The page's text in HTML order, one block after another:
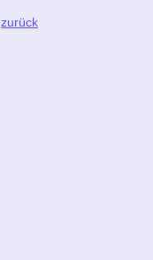
zurück